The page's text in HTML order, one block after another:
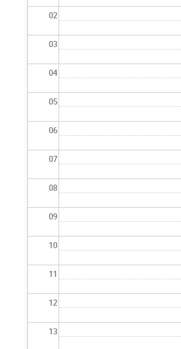
02
03
04
05
06
07
08
09
10
11
12
13